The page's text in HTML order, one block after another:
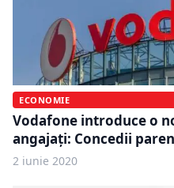
ECONOMIE
Vodafone introduce o
angajați: Concedii
2 iunie 2020